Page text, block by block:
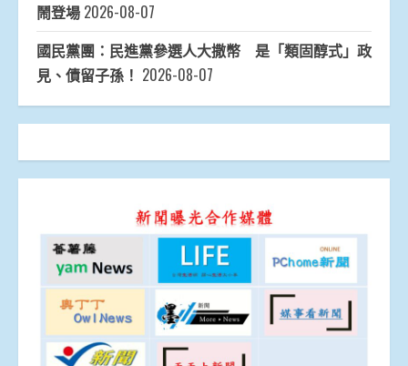
鬧登場 2026-08-07
國民黨團：民進黨參選人大撒幣 是「類固醇式」政
見、債留子孫！ 2026-08-07